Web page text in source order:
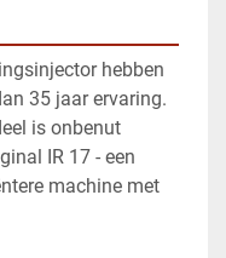
hebben
35 jaar ervaring.
is onbenut
IR 17 - een
machine met